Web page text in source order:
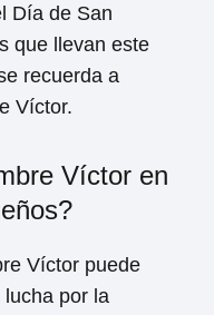
Día de San
que llevan este
recuerda a
Víctor.
Víctor en
Víctor puede
por la